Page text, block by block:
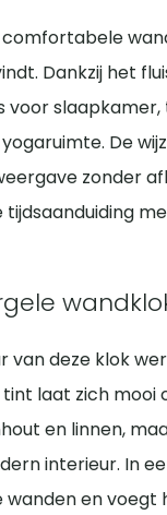
Dankzij het
voor
De
zonder
tijdsaanduiding
van deze klok
tint laat zich
en linnen,
interieur. In
en voegt